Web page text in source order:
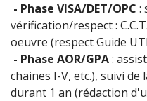
- Phase VISA/DET/OPC :
vérification/respect :
oeuvre (respect Guide
- Phase AOR/GPA:
chaines I-V, etc.), suivi
durant 1 an (rédaction